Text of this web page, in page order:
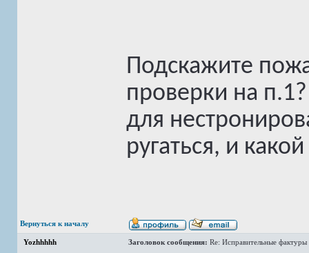
Подскажите
проверки на
для
ругаться, и
Вернуться к началу
Yozhhhhh Заголовок сообщения: Re: Исправительные фактуры